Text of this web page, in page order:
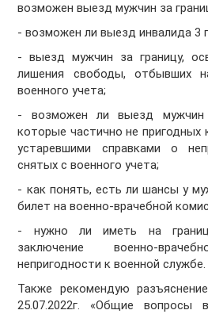
возможен выезд мужчин за
- возможен ли выезд инвалида 3
- выезд мужчин за границу,
лишения свободы, отбывших
военного учета;
- возможен ли выезд мужчин
которые частично не пригодных
устаревшими справками о
снятых с военного учета;
- как понять, есть ли шансы у
билет на военно-врачебной
- нужно ли иметь на
заключение военно-
непригодности к военной службе.
Также рекомендую
25.07.2022г. «Общие вопросы